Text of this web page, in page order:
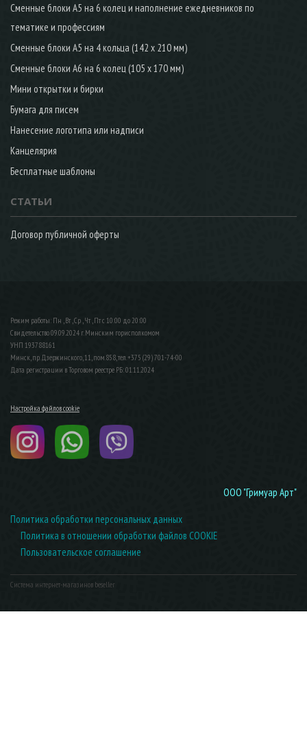
Сменные блоки А5 на 6 колец и наполнение ежедневников по
тематике и профессиям
Сменные блоки А5 на 4 кольца (142 х 210 мм)
Сменные блоки А6 на 6 колец (105 х 170 мм)
Мини открытки и бирки
Бумага для писем
Нанесение логотипа или надписи
Канцелярия
Бесплатные шаблоны
СТАТЬИ
Договор публичной оферты
Режим работы: Пн , Вт , Ср , Чт , Пт c 10:00 до 20:00
Свидетельство 09.09.2024 г. Минским горисполкомом
УНП 193788161
Минск, пр. Дзержинского, 11, пом.858, тел. +375 (29) 701-74-00
Дата регистрации в Торговом реестре РБ: 01.11.2024
Настройка файлов cookie
ООО "Гримуар Арт"
Политика обработки персональных данных
Политика в отношении обработки файлов COOKIE
Пользовательское соглашение
Система интернет-магазинов beseller